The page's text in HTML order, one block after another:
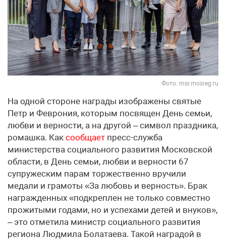
Фото: msr.mosreg.ru
На одной стороне награды изображены святые
Петр и Феврония, которым посвящен День семьи,
любви и верности, а на другой – символ праздника,
ромашка. Как сообщает пресс-служба
министерства социального развития Московской
области, в День семьи, любви и верности 67
супружеским парам торжественно вручили
медали и грамоты «За любовь и верность». Брак
награжденных «подкреплен не только совместно
прожитыми годами, но и успехами детей и внуков»,
– это отметила министр социального развития
региона Людмила Болатаева. Такой наградой в